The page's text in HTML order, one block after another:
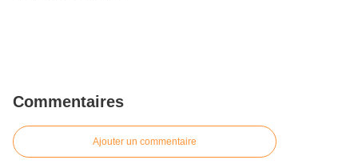
Commentaires
Ajouter un commentaire